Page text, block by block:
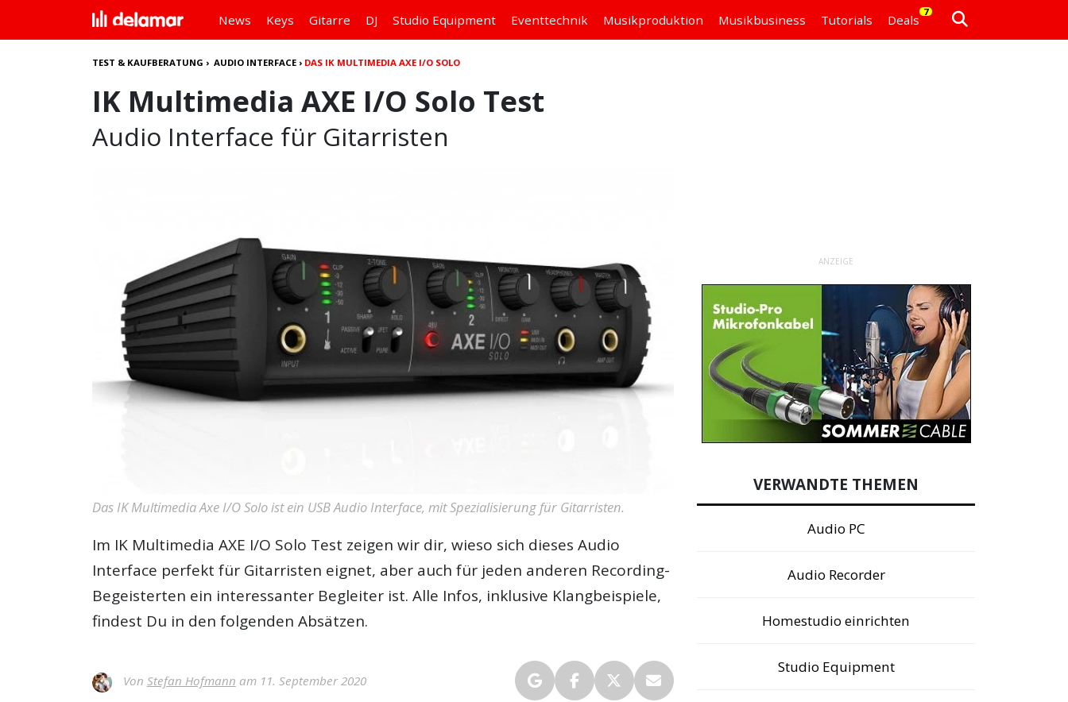
News Keys Gitarre DJ Studio Equipment Eventtechnik Musikproduktion Musikbusiness Tutorials Deals
7
TEST & KAUFBERATUNG ›AUDIO INTERFACE › DAS IK MULTIMEDIA AXE I/O SOLO
IK Multimedia AXE I/O Solo Test
Audio Interface für Gitarristen
Das IK Multimedia Axe I/O Solo ist ein USB Audio Interface, mit Spezialisierung für Gitarristen.
Im IK Multimedia AXE I/O Solo Test zeigen wir dir, wieso sich dieses Audio
Interface perfekt für Gitarristen eignet, aber auch für jeden anderen Recording-
Begeisterten ein interessanter Begleiter ist. Alle Infos, inklusive Klangbeispiele,
findest Du in den folgenden Absätzen.
Von Stefan Hofmann am 11. September 2020
ANZEIGE
VERWANDTE THEMEN
Audio PC
Audio Recorder
Homestudio einrichten
Studio Equipment